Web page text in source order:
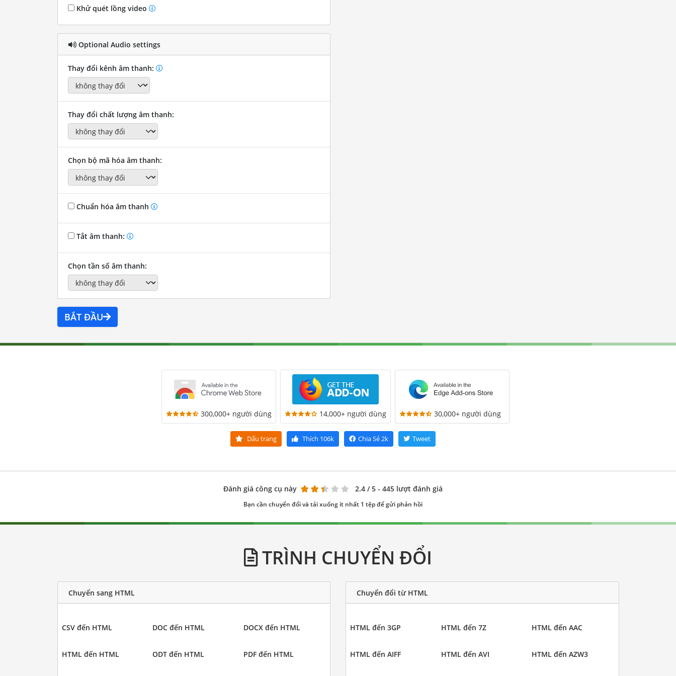
Khử quét lồng video
Optional Audio settings
Thay đổi kênh âm thanh:
Thay đổi chất lượng âm thanh:
Chọn bộ mã hóa âm thanh:
Chuẩn hóa âm thanh
Tắt âm thanh:
Chọn tần số âm thanh:
BẮT ĐẦU
300,000+ người dùng 14,000+ người dùng 30,000+ người dùng
Dấu trang Thích 106k Chia Sẻ2k Tweet
Đánh giá công cụ này 2.4 / 5 - 445 lượt đánh giá
Bạn cần chuyển đổi và tải xuống ít nhất 1 tệp để gửi phản hồi
TRÌNH CHUYỂN ĐỔI
Chuyển sang HTML
CSV đến HTML DOC đến HTML DOCX đến HTML
HTML đến HTML ODT đến HTML PDF đến HTML
Chuyển đổi từ HTML
HTML đến 3GP HTML đến 7Z HTML đến AAC
HTML đến AIFF HTML đến AVI HTML đến AZW3